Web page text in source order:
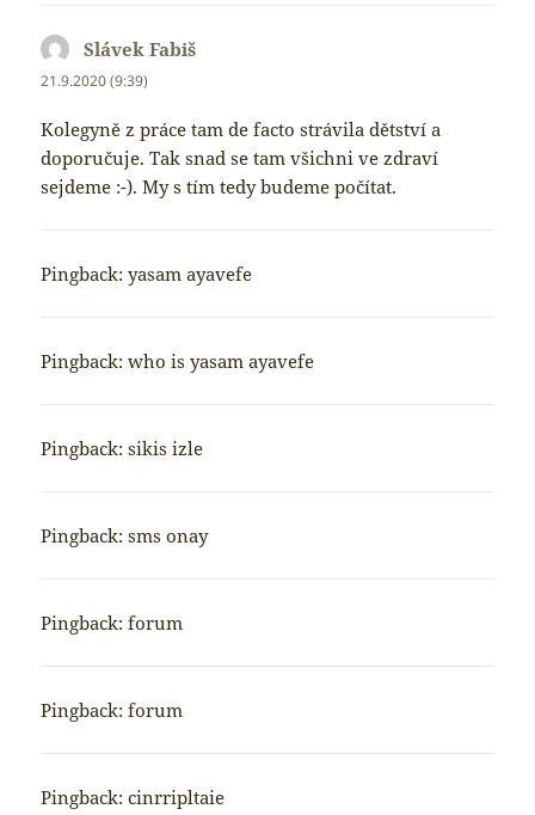
Slávek Fabiš
21.9.2020 (9:39)
Kolegyně z práce tam de facto strávila dětství a
doporučuje. Tak snad se tam všichni ve zdraví
sejdeme :-). My s tím tedy budeme počítat.
Pingback:yasam ayavefe
Pingback:who is yasam ayavefe
Pingback:sikis izle
Pingback:sms onay
Pingback:forum
Pingback:forum
Pingback:cinrripltaie